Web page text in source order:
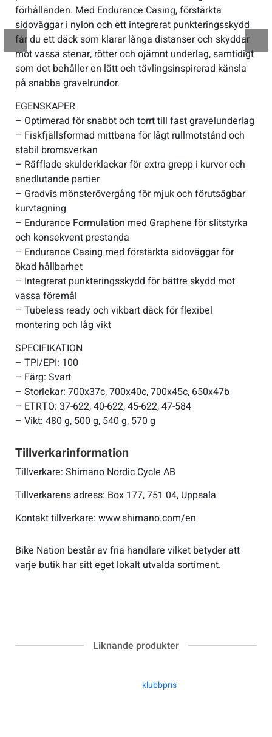
förhållanden. Med Endurance Casing, förstärkta
sidoväggar i nylon och ett integrerat punkteringsskydd
får du ett däck som klarar långa distanser och skyddar
mot vassa stenar, rötter och ojämnt underlag, samtidigt
som det behåller en lätt och tävlingsinspirerad känsla
på snabba gravelrundor.
EGENSKAPER
– Optimerad för snabbt och torrt till fast gravelunderlag
– Fiskfjällsformad mittbana för lågt rullmotstånd och
stabil bromsverkan
– Räfflade skulderklackar för extra grepp i kurvor och
snedlutande partier
– Gradvis mönsterövergång för mjuk och förutsägbar
kurvtagning
– Endurance Formulation med Graphene för slitstyrka
och konsekvent prestanda
– Endurance Casing med förstärkta sidoväggar för
ökad hållbarhet
– Integrerat punkteringsskydd för bättre skydd mot
vassa föremål
– Tubeless ready och vikbart däck för flexibel
montering och låg vikt
SPECIFIKATION
– TPI/EPI: 100
– Färg: Svart
– Storlekar: 700x37c, 700x40c, 700x45c, 650x47b
– ETRTO: 37-622, 40-622, 45-622, 47-584
– Vikt: 480 g, 500 g, 540 g, 570 g
Tillverkarinformation
Tillverkare: Shimano Nordic Cycle AB
Tillverkarens adress: Box 177, 751 04, Uppsala
Kontakt tillverkare: www.shimano.com/en
Bike Nation består av fria handlare vilket betyder att
varje butik har sitt eget lokalt utvalda sortiment.
Liknande produkter
klubbpris